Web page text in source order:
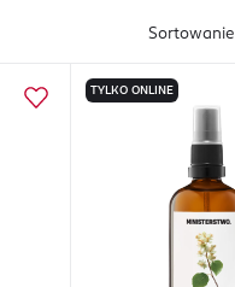
Sortowanie
TYLKO ONLINE